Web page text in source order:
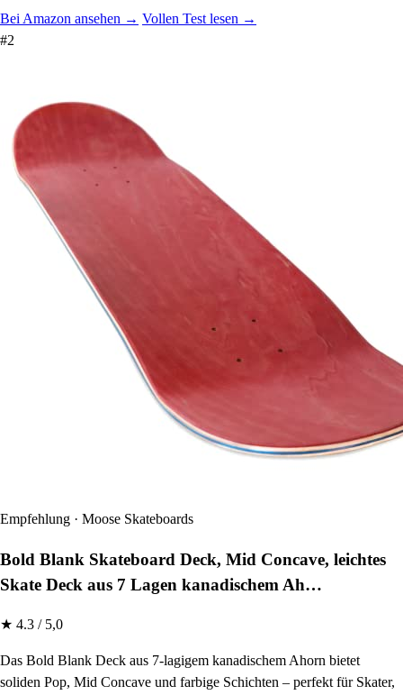
Bei Amazon ansehen → Vollen Test lesen →
#2
Empfehlung · Moose Skateboards
Bold Blank Skateboard Deck, Mid Concave, leichtes
Skate Deck aus 7 Lagen kanadischem Ah…
★ 4.3 / 5,0
Das Bold Blank Deck aus 7-lagigem kanadischem Ahorn bietet
soliden Pop, Mid Concave und farbige Schichten – perfekt für Skater,